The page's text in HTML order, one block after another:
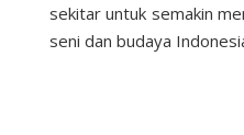
sekitar untuk semakin
seni dan budaya